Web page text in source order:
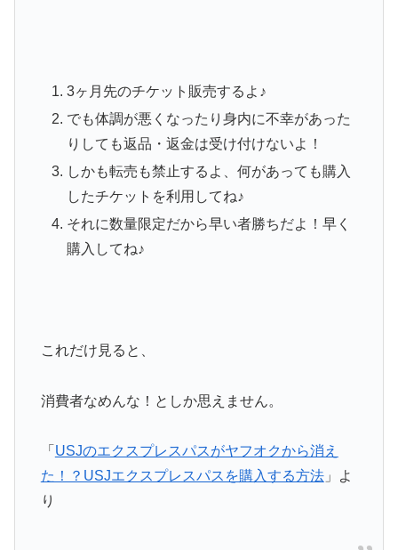
3ヶ月先のチケット販売するよ♪
でも体調が悪くなったり身内に不幸があった
りしても返品・返金は受け付けないよ！
しかも転売も禁止するよ、何があっても購入
したチケットを利用してね♪
それに数量限定だから早い者勝ちだよ！早く
購入してね♪
これだけ見ると、
消費者なめんな！としか思えません。
「 USJのエクスプレスパスがヤフオクから消え
た！？USJエクスプレスパスを購入する方法」よ
り